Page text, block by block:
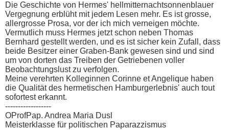
Die Geschichte von Hermes' hellmitternachtsonnenblauer
Vergegnung erblüht mit jedem Lesen mehr. Es ist grosse,
allergrosse Prosa, vor der ich mich verneigen möchte.
Vermutlich muss Hermes jetzt schon neben Thomas
Bernhard gestellt werden, und es ist sicher kein Zufall, dass
beide Besitzer einer Graben-Bank gewesen sind und sind
um von dorten das Treiben der Getriebenen voller
Beobachtungslust zu verfolgen.
Meine verehrten Kolleginnen Corinne et Angelique haben
die Qualität des hermetischen Hamburgerlebnis' auch tout
sofortest erkannt.
------------------
OProfPap. Andrea Maria Dusl
Meisterklasse für politischen Paparazzismus